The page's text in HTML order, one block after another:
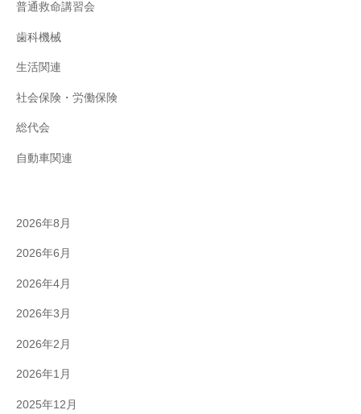
普通救命講習会
歯科機械
生活関連
社会保険・労働保険
総代会
自動車関連
2026年8月
2026年6月
2026年4月
2026年3月
2026年2月
2026年1月
2025年12月